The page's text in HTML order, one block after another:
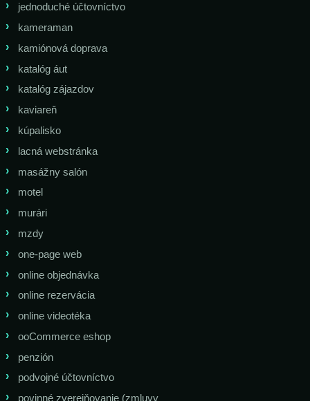
jednoduché účtovníctvo
kameraman
kamiónová doprava
katalóg áut
katalóg zájazdov
kaviareň
kúpalisko
lacná webstránka
masážny salón
motel
murári
mzdy
one-page web
online objednávka
online rezervácia
online videotéka
ooCommerce eshop
penzión
podvojné účtovníctvo
povinné zverejňovanie (zmluvy